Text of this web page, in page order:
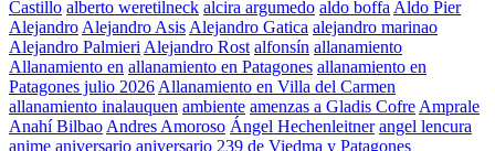
Castillo alberto weretilneck alcira argumedo aldo boffa Aldo Pier
Alejandro Alejandro Asis Alejandro Gatica alejandro marinao
Alejandro Palmieri Alejandro Rost alfonsín allanamiento
Allanamiento en allanamiento en Patagones allanamiento en
Patagones julio 2026 Allanamiento en Villa del Carmen
allanamiento inalauquen ambiente amenzas a Gladis Cofre Amprale
Anahí Bilbao Andres Amoroso Ángel Hechenleitner angel lencura
anime aniversario aniversario 239 de Viedma y Patagones